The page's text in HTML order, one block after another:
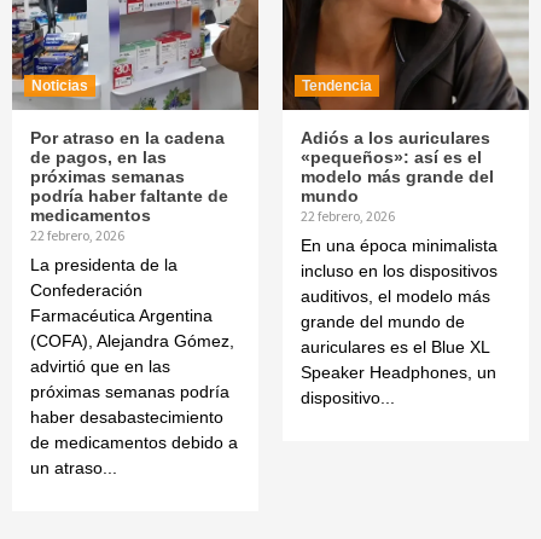
Noticias
Por atraso en la cadena
de pagos, en las
próximas semanas
podría haber faltante de
medicamentos
22 febrero, 2026
La presidenta de la
Confederación
Farmacéutica Argentina
(COFA), Alejandra Gómez,
advirtió que en las
próximas semanas podría
haber desabastecimiento
de medicamentos debido a
un atraso...
Tendencia
Adiós a los auriculares
«pequeños»: así es el
modelo más grande del
mundo
22 febrero, 2026
En una época minimalista
incluso en los dispositivos
auditivos, el modelo más
grande del mundo de
auriculares es el Blue XL
Speaker Headphones, un
dispositivo...